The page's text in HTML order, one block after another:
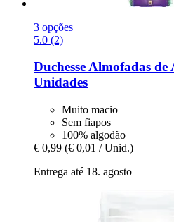
3 opções
5.0 (2)
DuchesseAlmofadas de
Unidades
Muito macio
Sem fiapos
100% algodão
€ 0,99 (€ 0,01 / Unid.)
Entrega até 18. agosto